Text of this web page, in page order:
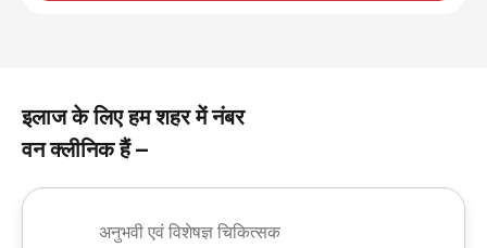
इलाज के लिए हम शहर में नंबर
वन क्लीनिक हैं –
अनुभवी एवं विशेषज्ञ चिकित्सक